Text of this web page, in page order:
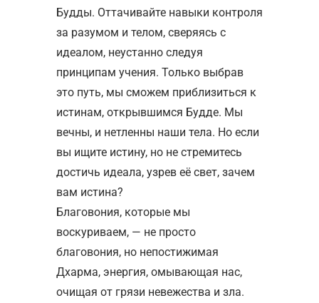
Будды. Оттачивайте навыки контроля
за разумом и телом, сверяясь с
идеалом, неустанно следуя
принципам учения. Только выбрав
это путь, мы сможем приблизиться к
истинам, открывшимся Будде. Мы
вечны, и нетленны наши тела. Но если
вы ищите истину, но не стремитесь
достичь идеала, узрев её свет, зачем
вам истина?
Благовония, которые мы
воскуриваем, — не просто
благовония, но непостижимая
Дхарма, энергия, омывающая нас,
очищая от грязи невежества и зла.